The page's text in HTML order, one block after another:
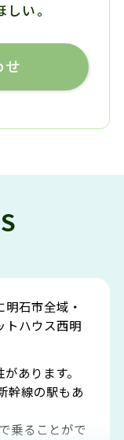
い。
石市全域・
トハウス西明
あります。
幹線の駅もあ
乗ることがで